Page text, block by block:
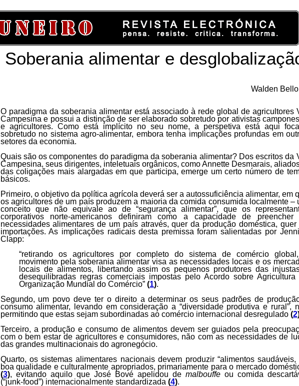
Soberania alimentar e
Walden
O paradigma da soberania alimentar está associado à rede global de agricultores
Campesina e possui a distinção de ser elaborado sobretudo por ativistas
e agricultores. Como está implícito no seu nome, a perspetiva está aqui
sobretudo no sistema agro-alimentar, embora tenha implicações profundas em
setores da economia.
Quais são os componentes do paradigma da soberania alimentar? Dos escritos da
Campesina, seus dirigentes, inteletuais orgânicos, como Annette Desmarais,
das coligações mais alargadas em que participa, emerge um certo número de
básicos.
Primeiro, o objetivo da política agrícola deverá ser a autossuficiência alimentar, em
os agricultores de um país produzem a maioria da comida consumida localmente –
conceito que não equivale ao de “segurança alimentar”, que os
corporativos norte-americanos definiram como a capacidade de preencher
necessidades alimentares de um país através, quer da produção doméstica, quer
importações. As implicações radicais desta premissa foram salientadas por
Clapp:
“retirando os agricultores por completo do sistema de comércio
movimento pela soberania alimentar visa as necessidades locais e os
locais de alimentos, libertando assim os pequenos produtores das
desequilibradas regras comerciais impostas pelo Acordo sobre Agricultura
Organização Mundial do Comércio”(1).
Segundo, um povo deve ter o direito a determinar os seus padrões de
consumo alimentar, levando em consideração a “diversidade produtiva e rural”,
permitindo que estas sejam subordinadas ao comércio internacional desregulado (2
Terceiro, a produção e consumo de alimentos devem ser guiados pela
com o bem estar de agricultores e consumidores, não com as necessidades de
das grandes multinacionais do agronegócio.
Quarto, os sistemas alimentares nacionais devem produzir “alimentos saudáveis,
boa qualidade e culturalmente apropriados, primariamente para o mercado
(3), evitando aquilo que José Bové apelidou de malbouffeou comida
(“junk-food”) internacionalmente standardizada (4).